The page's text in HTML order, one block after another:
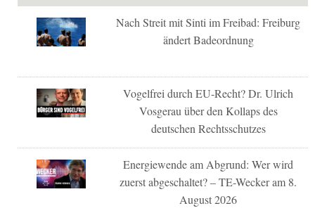
Nach Streit mit Sinti im Freibad: Freiburg
ändert Badeordnung
Vogelfrei durch EU-Recht? Dr. Ulrich
Vosgerau über den Kollaps des
deutschen Rechtsschutzes
Energiewende am Abgrund: Wer wird
zuerst abgeschaltet? – TE-Wecker am 8.
August 2026